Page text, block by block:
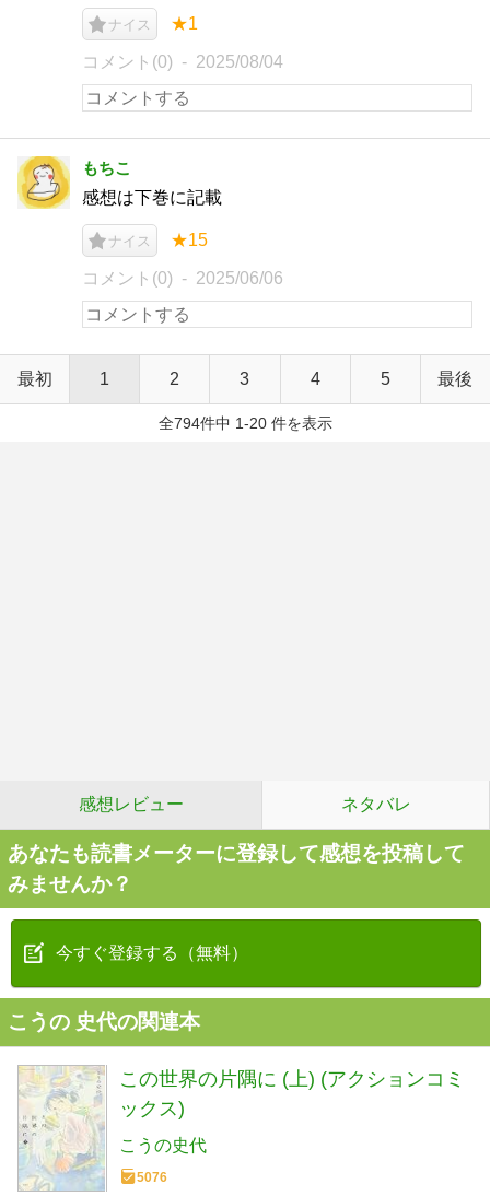
ナイス ★1
コメント(0) 2025/08/04
もちこ
感想は下巻に記載
ナイス ★15
コメント(0) 2025/06/06
最初 1 2 3 4 5 最後
全794件中 1-20 件を表示
感想レビュー ネタバレ
あなたも読書メーターに登録して感想を投稿して
みませんか？
今すぐ登録する（無料）
こうの 史代の関連本
この世界の片隅に (上) (アクションコミ
ックス)
こうの史代
5076